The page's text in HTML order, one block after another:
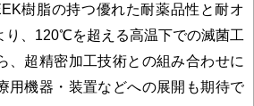
樹脂の持つ優れた耐薬品性と耐オ
り、120℃を超える高温下での滅菌工
、超精密加工技術との組み合わせに
用機器・装置などへの展開も期待で